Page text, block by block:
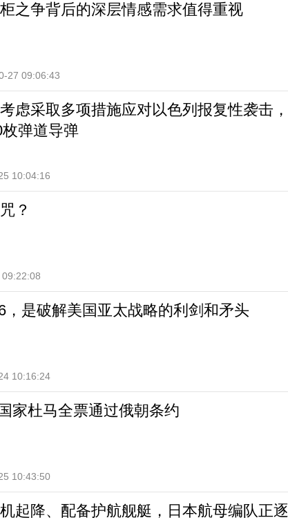
之争背后的深层情感需求值得重视
27 09:06:43
虑采取多项措施应对以色列报复性袭击，
弹道导弹
10:04:16
？
，是破解美国亚太战略的利剑和矛头
10:16:24
家杜马全票通过俄朝条约
10:43:50
起降、配备护航舰艇，日本航母编队正逐